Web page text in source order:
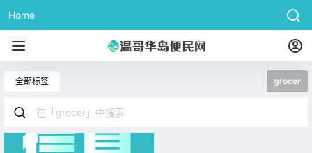
Home
全部标签 grocer